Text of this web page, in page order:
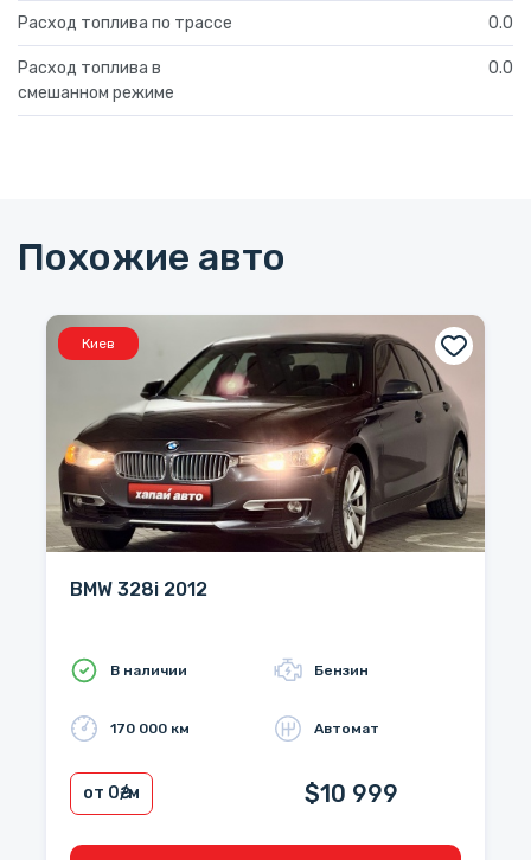
Расход топлива по трассе 0.0
Расход топлива в
смешанном режиме
0.0
Похожие авто
Киев
BMW 328i 2012
В наличии Бензин
170 000 км Автомат
от 0₴/м $10 999